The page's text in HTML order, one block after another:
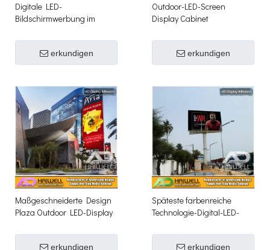
Digitale LED-
Bildschirmwerbung im
Billboard
erkundigen
Outdoor-LED-Screen
Display Cabinet
erkundigen
Maßgeschneiderte Design
Plaza Outdoor LED-Display
erkundigen
Späteste farbenreiche
Technologie-Digital-LED-
Anschlagtafel im Freien
erkundigen